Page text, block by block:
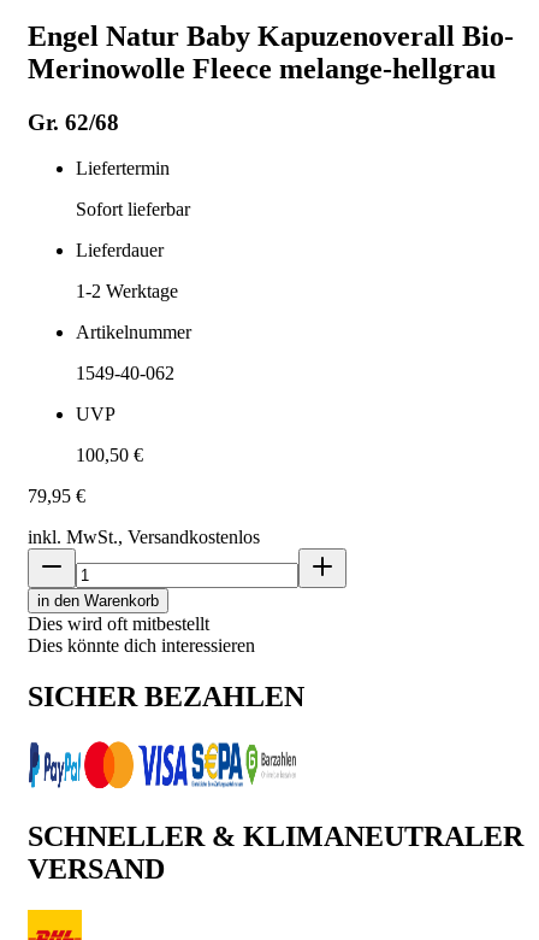
Engel Natur Baby Kapuzenoverall Bio-
Merinowolle Fleece melange-hellgrau
Gr. 62/68
Liefertermin
Sofort lieferbar
Lieferdauer
1-2 Werktage
Artikelnummer
1549-40-062
UVP
100,50 €
79,95 €
inkl. MwSt., Versandkostenlos
in den Warenkorb
Dies wird oft mitbestellt
Dies könnte dich interessieren
SICHER BEZAHLEN
SCHNELLER & KLIMANEUTRALER
VERSAND